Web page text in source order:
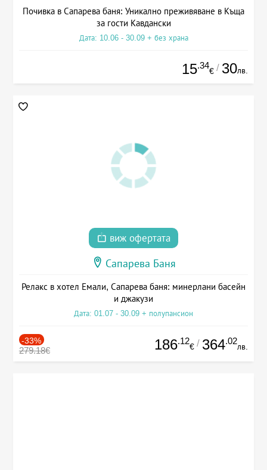
Почивка в Сапарева баня: Уникално преживяване в Къща
за гости Кавдански
Дата: 10.06 - 30.09 + без храна
15.34
€ / 30лв.
виж офертата
Сапарева Баня
Релакс в хотел Емали, Сапарева баня: минерлани басейн
и джакузи
Дата: 01.07 - 30.09 + полупансион
-33%
279.18€ 186.12
€ / 364.02
лв.